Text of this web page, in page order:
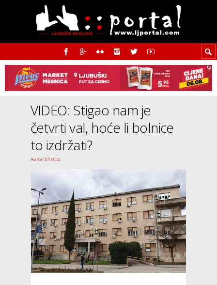
VIDEO: Stigao nam je
četvrti val, hoće li bolnice
to izdržati?
Autor: bhrt.ba